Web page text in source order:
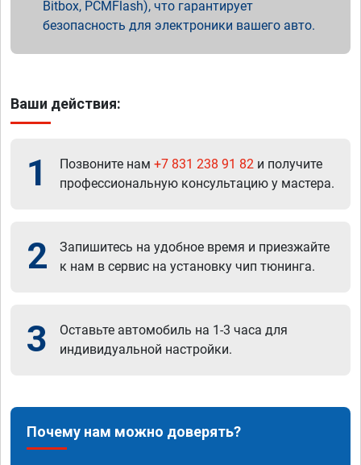
Bitbox, PCMFlash), что гарантирует
безопасность для электроники вашего авто.
Ваши действия:
1 Позвоните нам +7 831 238 91 82 и получите
профессиональную консультацию у мастера.
2
Запишитесь на удобное время и приезжайте
к нам в сервис на установку чип тюнинга.
3
Оставьте автомобиль на 1-3 часа для
индивидуальной настройки.
Почему нам можно доверять?